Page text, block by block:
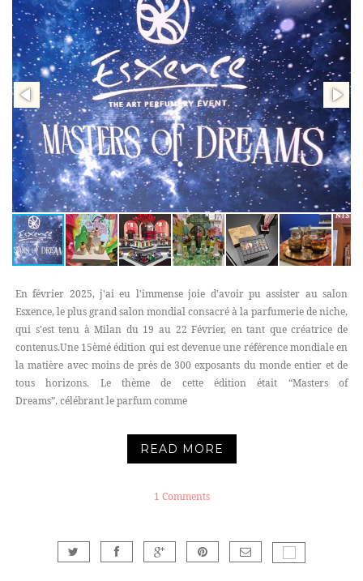
En février 2025, j'ai eu l'immense joie d'avoir pu assister au salon
Esxence, le plus grand salon mondial consacré à la parfumerie de niche,
qui s'est tenu à Milan du 19 au 22 Février, en tant que créatrice de
contenus.Une 15èmé édition qui est devenue une référence mondiale en
la matière avec moins de près de 300 exposants du monde entier et de
tous horizons. Le thème de cette édition était “Masters of
Dreams”, célébrant le parfum comme
READ MORE
1 Comments